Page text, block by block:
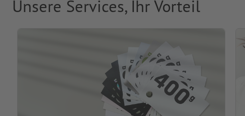
Unsere Services, Ihr Vorteil